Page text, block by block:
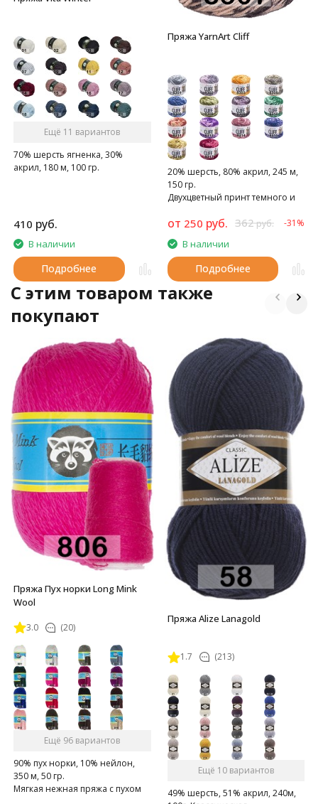
Ещё 11 вариантов
70% шерсть ягненка, 30%
акрил, 180 м, 100 гр.
410 руб.
В наличии
Подробнее
Пряжа YarnArt Cliff
20% шерсть, 80% акрил, 245 м,
150 гр.
Двухцветный принт темного и
от 250 руб. 362руб. -31%
В наличии
Подробнее
C этим товаром также
покупают
Пряжа Пух норки Long Mink
Wool
3.0 (20)
Ещё 96 вариантов
90% пух норки, 10% нейлон,
350 м, 50 гр.
Мягкая нежная пряжа с пухом
Пряжа Alize Lanagold
1.7 (213)
Ещё 10 вариантов
49% шерсть, 51% акрил, 240м,